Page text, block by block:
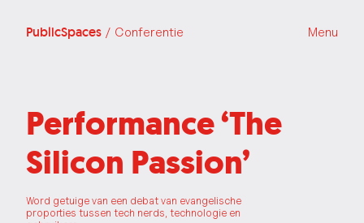
PublicSpaces / Conferentie Menu
Performance ‘The
Silicon Passion’
Word getuige van een debat van evangelische
proporties tussen tech nerds, technologie en